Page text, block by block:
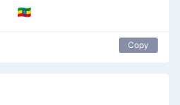
🇪🇹
Copy